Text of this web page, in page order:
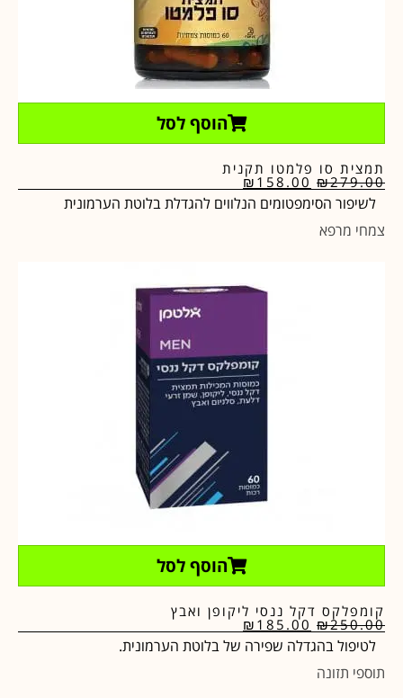
הוסף לסל
תמצית סו פלמטו תקנית
₪279.00
₪ 158.00
לשיפור הסימפטומים הנלווים להגדלת בלוטת הערמונית
צמחי מרפא
הוסף לסל
קומפלקס דקל ננסי ליקופן ואבץ
₪250.00
₪ 185.00
לטיפול בהגדלה שפירה של בלוטת הערמונית.
תוספי תזונה